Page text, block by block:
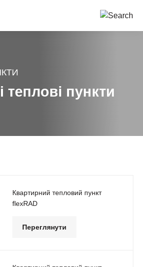
теплові пункти
Квартирний тепловий пункт
flexRAD
Переглянути